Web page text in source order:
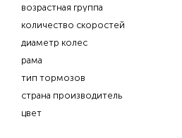
возрастная группа
количество скоростей
диаметр колес
рама
тип тормозов
страна производитель
цвет